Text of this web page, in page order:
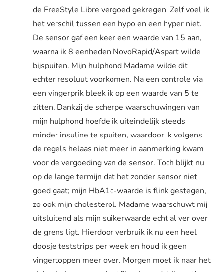
de FreeStyle Libre vergoed gekregen. Zelf voel ik
het verschil tussen een hypo en een hyper niet.
De sensor gaf een keer een waarde van 15 aan,
waarna ik 8 eenheden NovoRapid/Aspart wilde
bijspuiten. Mijn hulphond Madame wilde dit
echter resoluut voorkomen. Na een controle via
een vingerprik bleek ik op een waarde van 5 te
zitten. Dankzij de scherpe waarschuwingen van
mijn hulphond hoefde ik uiteindelijk steeds
minder insuline te spuiten, waardoor ik volgens
de regels helaas niet meer in aanmerking kwam
voor de vergoeding van de sensor. Toch blijkt nu
op de lange termijn dat het zonder sensor niet
goed gaat; mijn HbA1c-waarde is flink gestegen,
zo ook mijn cholesterol. Madame waarschuwt mij
uitsluitend als mijn suikerwaarde echt al ver over
de grens ligt. Hierdoor verbruik ik nu een heel
doosje teststrips per week en houd ik geen
vingertoppen meer over. Morgen moet ik naar het